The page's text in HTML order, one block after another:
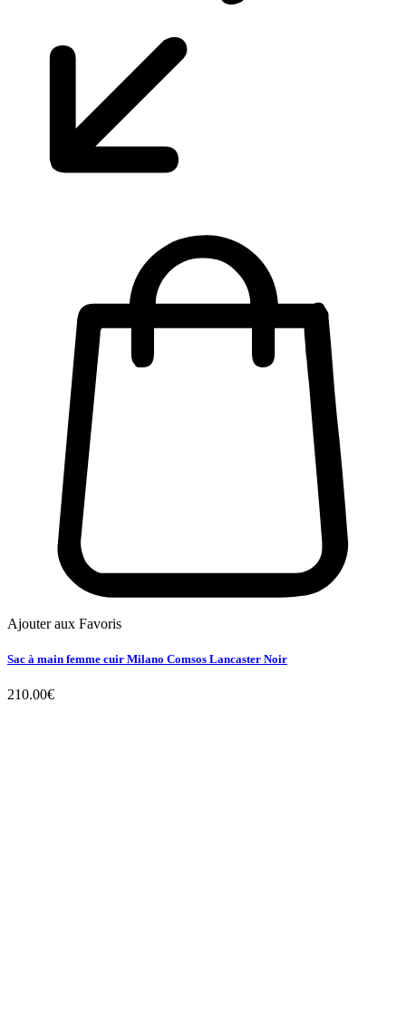
Ajouter aux Favoris
Sac à main femme cuir Milano Comsos Lancaster Noir
210.00€